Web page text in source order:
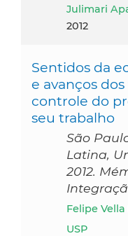
Julimari
2012
Sentidos da
e avanços
controle do
seu trabalho
São
Latina,
2012.
Felipe
USP